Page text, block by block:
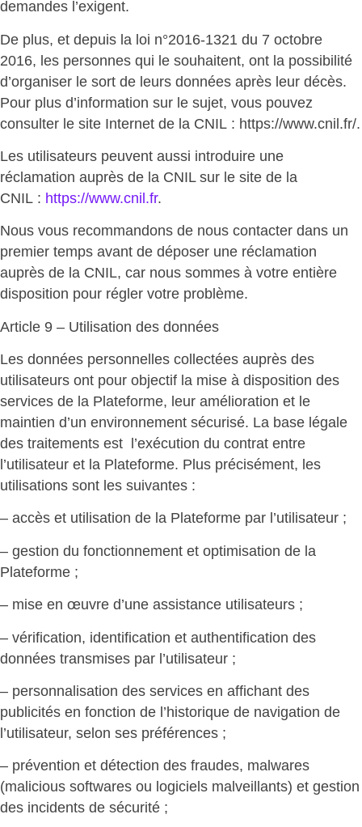
demandes l’exigent.
De plus, et depuis la loi n°2016-1321 du 7 octobre
2016, les personnes qui le souhaitent, ont la possibilité
d’organiser le sort de leurs données après leur décès.
Pour plus d’information sur le sujet, vous pouvez
consulter le site Internet de la CNIL : https://www.cnil.fr/.
Les utilisateurs peuvent aussi introduire une
réclamation auprès de la CNIL sur le site de la
CNIL : https://www.cnil.fr.
Nous vous recommandons de nous contacter dans un
premier temps avant de déposer une réclamation
auprès de la CNIL, car nous sommes à votre entière
disposition pour régler votre problème.
Article 9 – Utilisation des données
Les données personnelles collectées auprès des
utilisateurs ont pour objectif la mise à disposition des
services de la Plateforme, leur amélioration et le
maintien d’un environnement sécurisé. La base légale
des traitements est l’exécution du contrat entre
l’utilisateur et la Plateforme. Plus précisément, les
utilisations sont les suivantes :
– accès et utilisation de la Plateforme par l’utilisateur ;
– gestion du fonctionnement et optimisation de la
Plateforme ;
– mise en œuvre d’une assistance utilisateurs ;
– vérification, identification et authentification des
données transmises par l’utilisateur ;
– personnalisation des services en affichant des
publicités en fonction de l’historique de navigation de
l’utilisateur, selon ses préférences ;
– prévention et détection des fraudes, malwares
(malicious softwares ou logiciels malveillants) et gestion
des incidents de sécurité ;